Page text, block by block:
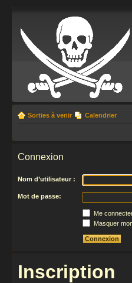
Sorties à venir Calendrier
Connexion
Nom d’utilisateur :
Mot de passe:
Me
Masquer
Inscription